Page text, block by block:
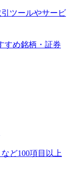
ツールやサービ
すめ銘柄・証券
ど100項目以上